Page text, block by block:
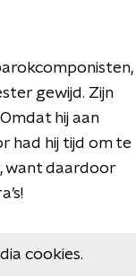
gewijd. Zijn
hij aan
had hij tijd om te
want daardoor
cookies.